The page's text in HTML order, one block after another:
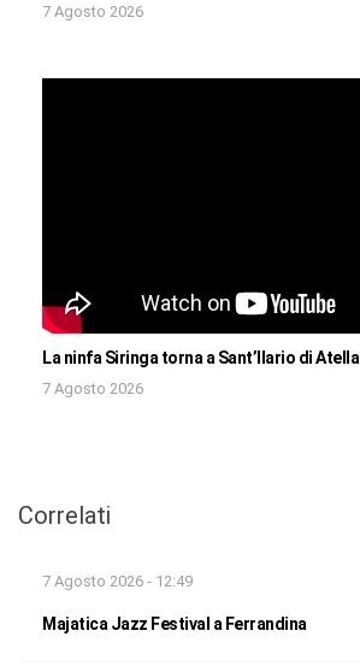
7 Agosto 2026
La ninfa Siringa torna a Sant’Ilario di Atella
7 Agosto 2026
Correlati
7 Agosto 2026 - 12:49
Majatica Jazz Festival a Ferrandina